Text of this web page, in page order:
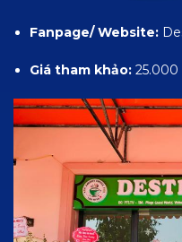
Fanpage/ Website:
Giá tham khảo: